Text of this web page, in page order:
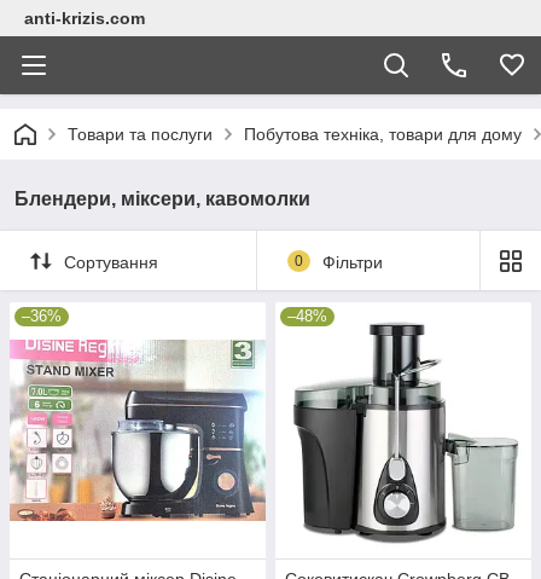
anti-krizis.com
Товари та послуги Побутова техніка, товари для дому
Блендери, міксери, кавомолки
Сортування 0 Фільтри
–36% –48%